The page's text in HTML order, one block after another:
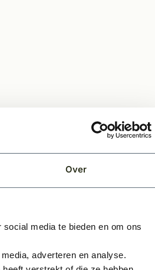
Over
media te bieden en om ons
adverteren en analyse.